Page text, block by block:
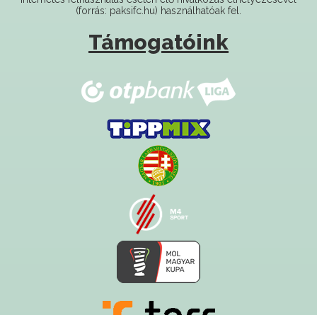
Támogatóink